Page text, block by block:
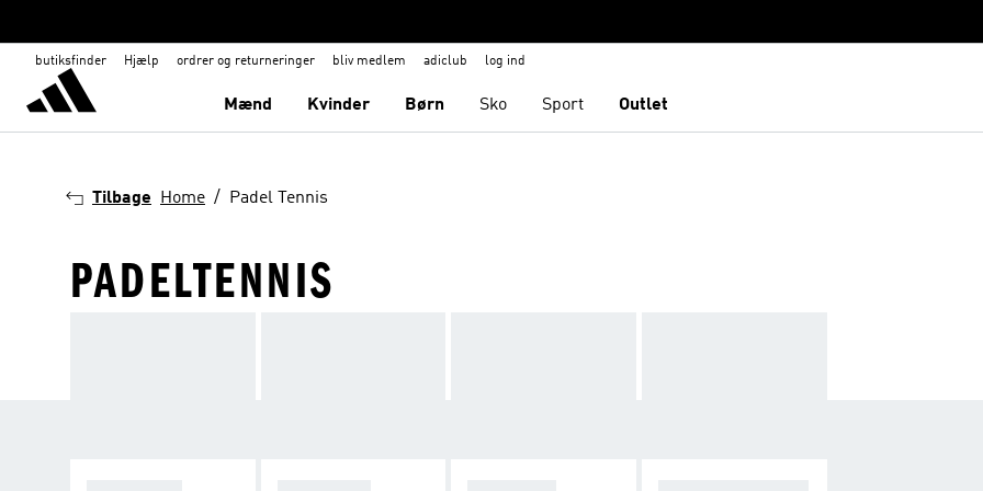
butiksfinder Hjælp ordrer og returneringer bliv medlem adiclub log ind
Mænd Kvinder Børn Sko Sport Outlet
Tilbage Home Padel Tennis
PADELTENNIS